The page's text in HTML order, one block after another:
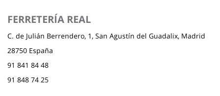
FERRETERÍA REAL
C. de Julián Berrendero, 1, San Agustín del Guadalix, Madrid
28750 España
91 841 84 48
91 848 74 25